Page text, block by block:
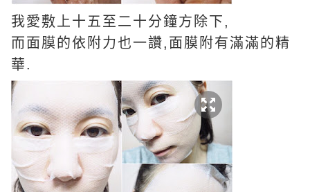
我愛敷上十五至二十分鐘方除下,
而面膜的依附力也一讚, 面膜附有滿滿的精
華.